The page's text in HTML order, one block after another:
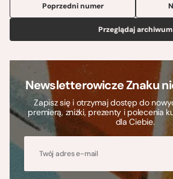
Poprzedni numer
Przeglądaj archiwum
Newsletterowicze Znaku
Zapisz się i otrzymaj dostęp do
premierą, zniżki, prezenty i polecenia
dla Ciebie.